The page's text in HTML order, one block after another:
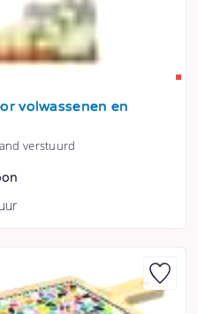
volwassenen en
verstuurd